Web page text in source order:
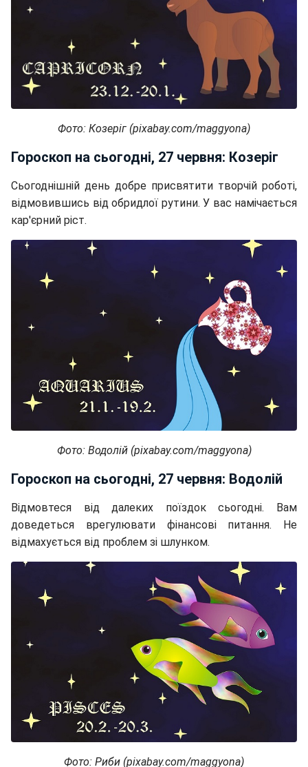
Фото: Козеріг (pixabay.com/maggyona)
Гороскоп на сьогодні, 27 червня: Козеріг
Сьогоднішній день добре присвятити творчій роботі,
відмовившись від обридлої рутини. У вас намічається
кар'єрний ріст.
Фото: Водолій (pixabay.com/maggyona)
Гороскоп на сьогодні, 27 червня: Водолій
Відмовтеся від далеких поїздок сьогодні. Вам
доведеться врегулювати фінансові питання. Не
відмахується від проблем зі шлунком.
Фото: Риби (pixabay.com/maggyona)